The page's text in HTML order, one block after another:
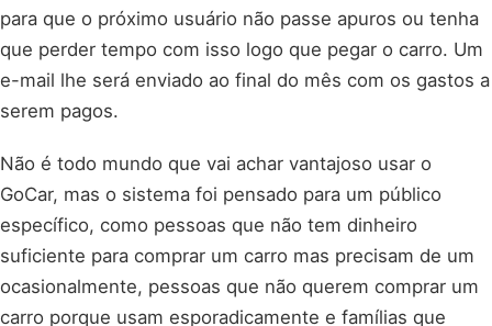
para que o próximo usuário não passe apuros ou tenha
que perder tempo com isso logo que pegar o carro. Um
e-mail lhe será enviado ao final do mês com os gastos a
serem pagos.
Não é todo mundo que vai achar vantajoso usar o
GoCar, mas o sistema foi pensado para um público
específico, como pessoas que não tem dinheiro
suficiente para comprar um carro mas precisam de um
ocasionalmente, pessoas que não querem comprar um
carro porque usam esporadicamente e famílias que